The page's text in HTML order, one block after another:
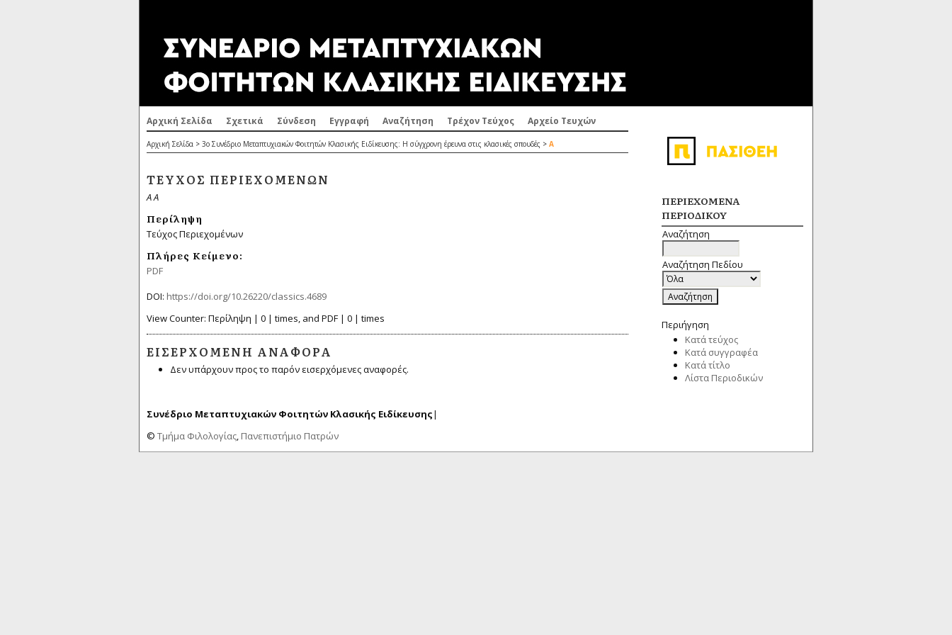
ΠΕΡΙΕΧΌΜΕΝΑ
ΠΕΡΙΟΔΙΚΟΎ
Αναζήτηση
Αναζήτηση Πεδίου
Περιήγηση
Κατά τεύχος
Κατά συγγραφέα
Κατά τίτλο
Λίστα Περιοδικών
Αρχική Σελίδα Σχετικά Σύνδεση Εγγραφή Αναζήτηση Τρέχον Τεύχος Αρχείο Τευχών
Αρχική Σελίδα > 3ο Συνέδριο Μεταπτυχιακών Φοιτητών Κλασικής Ειδίκευσης: Η σύγχρονη έρευνα στις κλασικές σπουδές > Α
ΤΕΎΧΟΣ ΠΕΡΙΕΧΟΜΈΝΩΝ
Α Α
Περίληψη
Τεύχος Περιεχομένων
Πλήρες Κείμενο:
PDF
DOI: https://doi.org/10.26220/classics.4689
View Counter: Περίληψη | 0 | times, and PDF | 0 | times
ΕΙΣΕΡΧΌΜΕΝΗ ΑΝΑΦΟΡΆ
Δεν υπάρχουν προς το παρόν εισερχόμενες αναφορές.
Συνέδριο Μεταπτυχιακών Φοιτητών Κλασικής Ειδίκευσης|
© Τμήμα Φιλολογίας, Πανεπιστήμιο Πατρών